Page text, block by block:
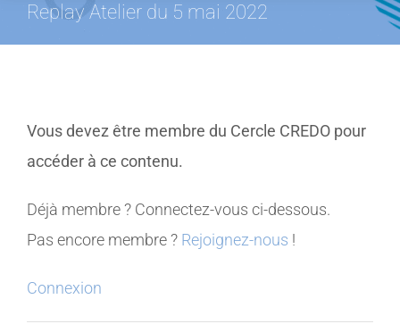
PUBLICATIONS
MEMBRES
CONTACT
Replay Atelier du 5 mai 2022
Vous devez être membre du Cercle CREDO pour
accéder à ce contenu.
Déjà membre ? Connectez-vous ci-dessous.
Pas encore membre ? Rejoignez-nous !
Connexion